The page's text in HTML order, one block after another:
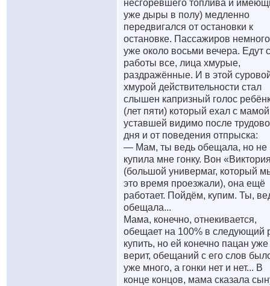
несгоревшего топлива и
уже дыры в полу) медленно
передвигался от остановки к
остановке. Пассажиров
уже около восьми вечера. Едут с
работы все, лица хмурые,
раздражённые. И в этой
хмурой действительности стал
слышен капризный голос
(лет пяти) который ехал с
уставшей видимо после
дня и от поведения отпрыска:
— Мам, ты ведь обещала, но не
купила мне гонку. Вон
(большой универмаг, который
это время проезжали), она ещё
работает. Пойдём, купим. Ты,
обещала...
Мама, конечно, отнекивается,
обещает на 100% в следующий
купить, но ей конечно пацан
верит, обещаний с его слов
уже много, а гонки нет и нет... В
конце концов, мама сказала